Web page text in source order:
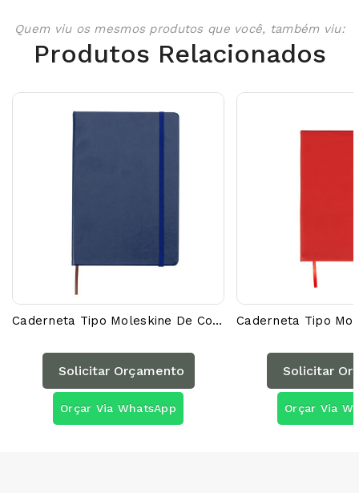
Quem viu os mesmos produtos que você, também viu:
Produtos Relacionados
Caderneta Tipo Moleskine De Couro Sintético 03005AG
Solicitar Orçamento
Orçar Via WhatsApp
Solicitar
Orçar Via